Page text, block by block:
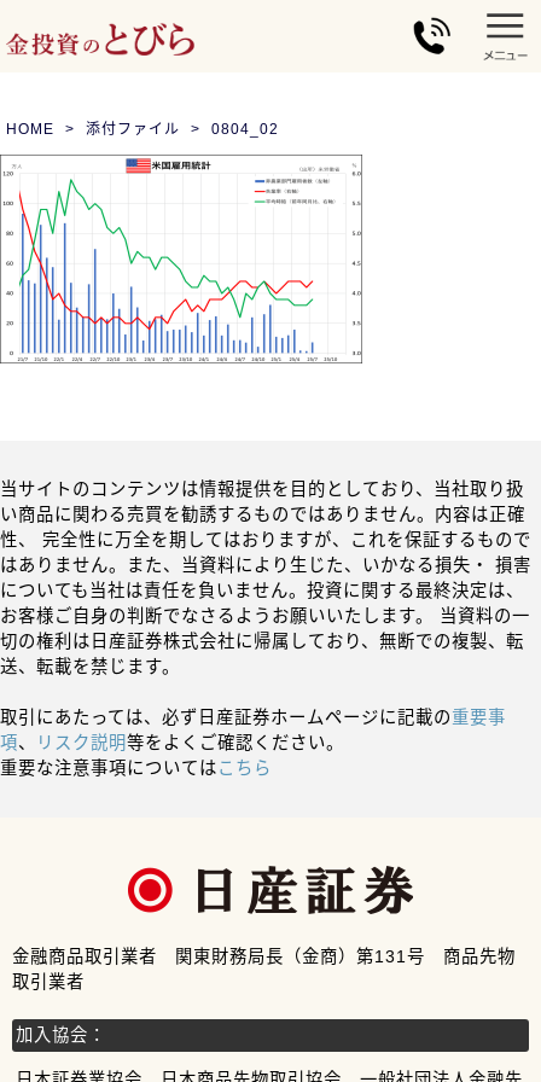
HOME 添付ファイル 0804_02
当サイトのコンテンツは情報提供を目的としており、当社取り扱
い商品に関わる売買を勧誘するものではありません。内容は正確
性、 完全性に万全を期してはおりますが、これを保証するもので
はありません。また、当資料により生じた、いかなる損失・ 損害
についても当社は責任を負いません。投資に関する最終決定は、
お客様ご自身の判断でなさるようお願いいたします。 当資料の一
切の権利は日産証券株式会社に帰属しており、無断での複製、転
送、転載を禁じます。
取引にあたっては、必ず日産証券ホームページに記載の重要事
項、 リスク説明等をよくご確認ください。
重要な注意事項についてはこちら
金融商品取引業者 関東財務局長（金商）第131号 商品先物
取引業者
加入協会：